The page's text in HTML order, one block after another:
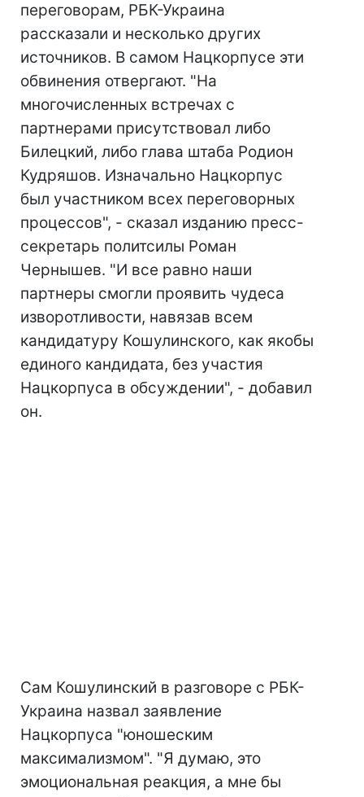
переговорам, РБК-Украина
рассказали и несколько других
источников. В самом Нацкорпусе эти
обвинения отвергают. "На
многочисленных встречах с
партнерами присутствовал либо
Билецкий, либо глава штаба Родион
Кудряшов. Изначально Нацкорпус
был участником всех переговорных
процессов", - сказал изданию пресс-
секретарь политсилы Роман
Чернышев. "И все равно наши
партнеры смогли проявить чудеса
изворотливости, навязав всем
кандидатуру Кошулинского, как якобы
единого кандидата, без участия
Нацкорпуса в обсуждении", - добавил
он.
Сам Кошулинский в разговоре с РБК-
Украина назвал заявление
Нацкорпуса "юношеским
максимализмом". "Я думаю, это
эмоциональная реакция, а мне бы